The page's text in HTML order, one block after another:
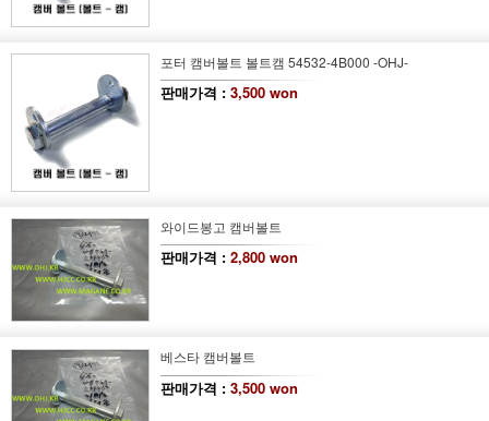
포터 캠버볼트 볼트캠 54532-4B000 -OHJ-
판매가격 : 3,500 won
와이드봉고 캠버볼트
판매가격 : 2,800 won
베스타 캠버볼트
판매가격 : 3,500 won